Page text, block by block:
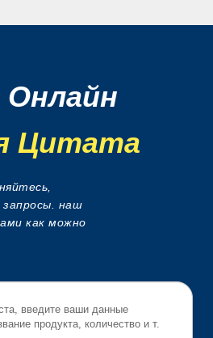
Цитата
запросы. наш
как можно